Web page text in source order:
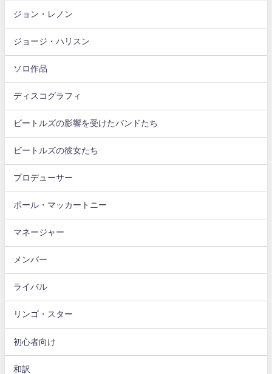
ジョン・レノン
ジョージ・ハリスン
ソロ作品
ディスコグラフィ
ビートルズの影響を受けたバンドたち
ビートルズの彼女たち
プロデューサー
ポール・マッカートニー
マネージャー
メンバー
ライバル
リンゴ・スター
初心者向け
和訳